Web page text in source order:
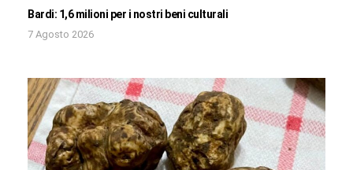
Bardi: 1,6 milioni per i nostri beni culturali
7 Agosto 2026